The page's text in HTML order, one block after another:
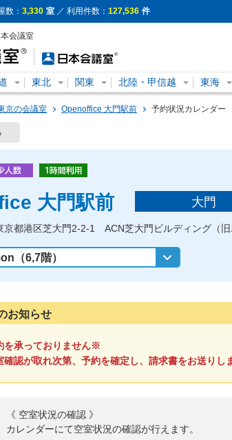
数： 3,330 室 ／ 利用件数： 127,536 件
会議室
東北 関東 北陸・甲信越 東海
京の会議室 Openoffice 大門駅前 予約状況カレンダー
大門駅前 大門
都港区芝大門2-2-1 ACN芝大門ビルディング（旧
お知らせ
を承っておりません※
確認が取れ次第、予約を確定し、請求書をお送りし
《 空室状況の確認 》
カレンダーにて空室状況の確認が行えます。